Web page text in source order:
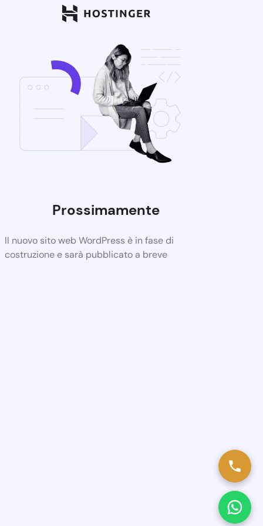
Prossimamente
Il nuovo sito web WordPress è in fase di
costruzione e sarà pubblicato a breve